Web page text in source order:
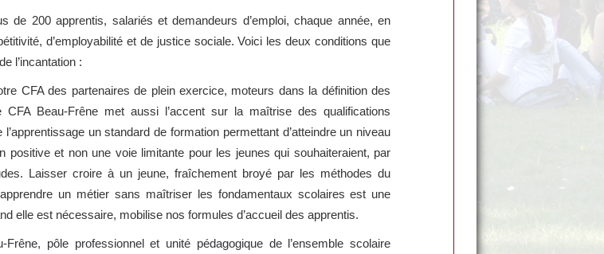
de 200 apprentis, salariés et demandeurs d’emploi, chaque année, en
d’employabilité et de justice sociale. Voici les deux conditions que
l’incantation :
CFA des partenaires de plein exercice, moteurs dans la définition des
CFA Beau-Frêne met aussi l’accent sur la maîtrise des qualifications
un standard de formation permettant d’atteindre un niveau
positive et non une voie limitante pour les jeunes qui souhaiteraient, par
Laisser croire à un jeune, fraîchement broyé par les méthodes du
un métier sans maîtriser les fondamentaux scolaires est une
elle est nécessaire, mobilise nos formules d’accueil des apprentis.
pôle professionnel et unité pédagogique de l’ensemble scolaire